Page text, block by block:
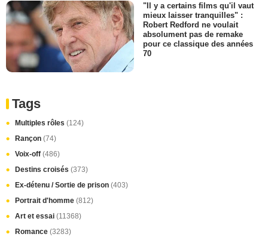
"Il y a certains films qu'il vaut
mieux laisser tranquilles" :
Robert Redford ne voulait
absolument pas de remake
pour ce classique des années
70
Tags
Multiples rôles (124)
Rançon (74)
Voix-off (486)
Destins croisés (373)
Ex-détenu / Sortie de prison (403)
Portrait d'homme (812)
Art et essai (11368)
Romance (3283)